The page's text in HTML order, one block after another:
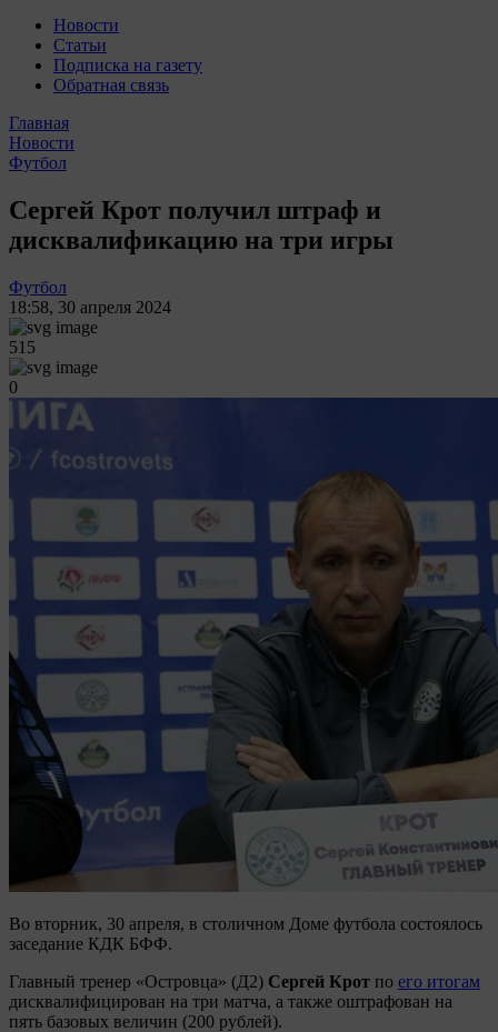
Новости
Статьи
Подписка на газету
Обратная связь
Главная
Новости
Футбол
Сергей Крот получил штраф и
дисквалификацию на три игры
Футбол
18:58, 30 апреля 2024
515
0
Во вторник, 30 апреля, в столичном Доме футбола состоялось
заседание КДК БФФ.
Главный тренер «Островца» (Д2) Сергей Крот по его итогам
дисквалифицирован на три матча, а также оштрафован на
пять базовых величин (200 рублей).